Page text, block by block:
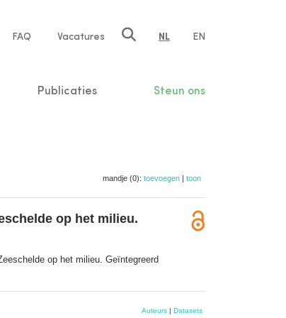
FAQ Vacatures NL EN
Publicaties Steun ons
mandje (0): toevoegen | toon
op het milieu.
op het milieu. Geïntegreerd
Auteurs | Datasets